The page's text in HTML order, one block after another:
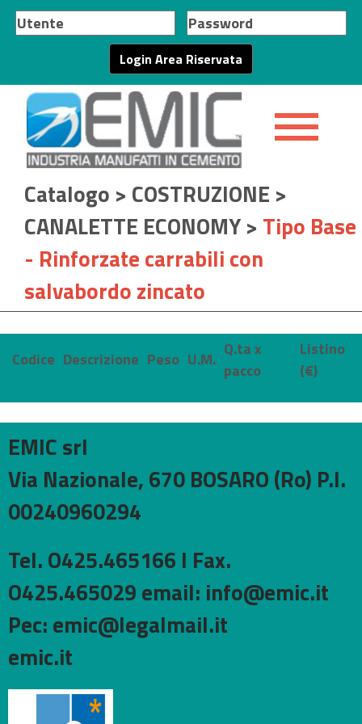
Catalogo > COSTRUZIONE >
CANALETTE ECONOMY> Tipo Base
- Rinforzate carrabili con
salvabordo zincato
Codice Descrizione Peso U.M. Q.ta x
pacco
Listino
(€)
EMIC srl
Via Nazionale, 670 BOSARO (Ro) P.I.
00240960294
Tel. O425.465166 I Fax.
O425.465029 email: info@emic.it
Pec: emic@legalmail.it
emic.it